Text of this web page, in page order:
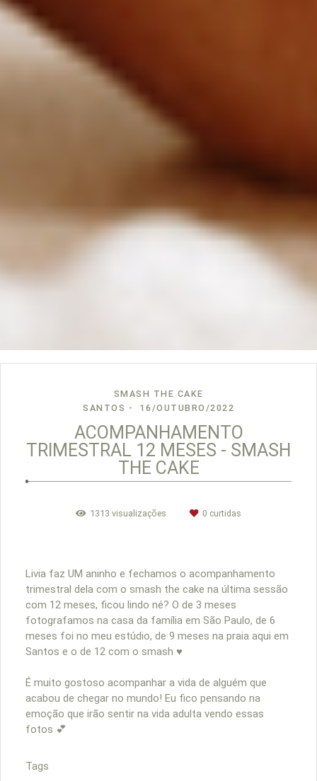
SMASH THE CAKE
SANTOS
16/OUTUBRO/2022
ACOMPANHAMENTO
TRIMESTRAL 12 MESES - SMASH
THE CAKE
1313 visualizações 0 curtidas
Livia faz UM aninho e fechamos o acompanhamento
trimestral dela com o smash the cake na última sessão
com 12 meses, ficou lindo né? O de 3 meses
fotografamos na casa da família em São Paulo, de 6
meses foi no meu estúdio, de 9 meses na praia aqui em
Santos e o de 12 com o smash ♥️
É muito gostoso acompanhar a vida de alguém que
acabou de chegar no mundo! Eu fico pensando na
emoção que irão sentir na vida adulta vendo essas
fotos 💕
Tags